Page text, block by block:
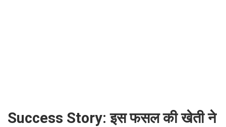
Success Story: इस फसल की खेती ने